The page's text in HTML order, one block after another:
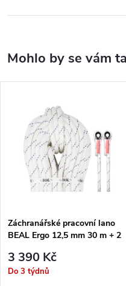
Záchranářské pracovní lano
BEAL Ergo 12,5 mm 30 m + 2
3 390 Kč
Do 3 týdnů